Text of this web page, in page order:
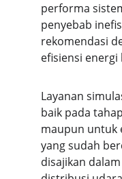
performa
penyebab
rekomendasi
efisiensi energi
Layanan
baik pada
maupun untuk
yang sudah
disajikan